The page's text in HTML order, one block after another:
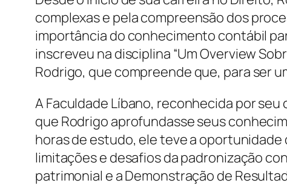
complexas e pela compreensão dos
importância do conhecimento contábil
inscreveu na disciplina “Um Overview
Rodrigo, que compreende que, para ser
A Faculdade Líbano, reconhecida por
que Rodrigo aprofundasse seus
horas de estudo, ele teve a
limitações e desafios da padronização
patrimonial e a Demonstração de